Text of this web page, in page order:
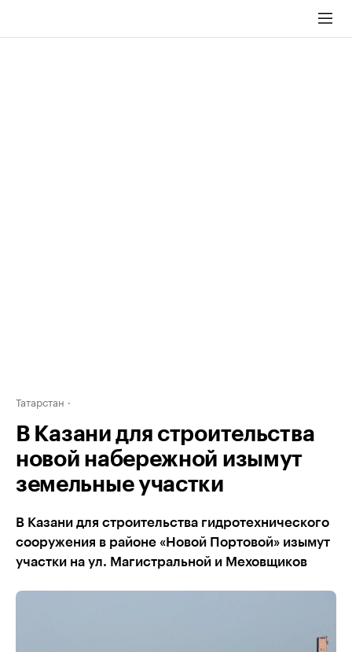
Татарстан
В Казани для строительства
новой набережной изымут
земельные участки
В Казани для строительства гидротехнического
сооружения в районе «Новой Портовой» изымут
участки на ул. Магистральной и Меховщиков